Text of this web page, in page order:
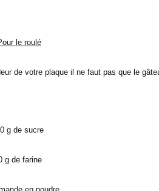
le roulé
de votre plaque il ne faut pas que le
g de sucre
g de farine